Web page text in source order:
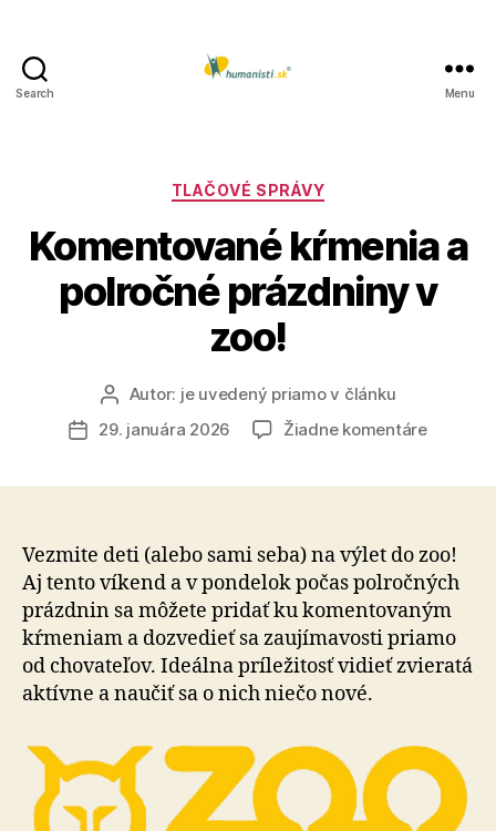
Search Menu
Kategórie
TLAČOVÉ SPRÁVY
Komentované kŕmenia a
polročné prázdniny v
zoo!
Autor
článku
Autor: je uvedený priamo v článku
Dátum
29. januára 2026 Žiadne komentárena
v
zoo!
Vezmite deti (alebo sami seba) na výlet do zoo!
Aj tento víkend a v pondelok počas polročných
prázdnin sa mô­že­te pridať ku komentovaným
kŕmeniam a dozvedieť sa zaujímavosti priamo
od chovateľov. Ideálna príležitosť vidieť zvieratá
aktívne a naučiť sa o nich niečo nové.